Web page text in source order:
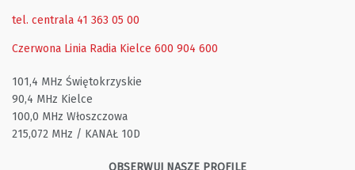
tel. centrala 41 363 05 00
Czerwona Linia Radia Kielce 600 904 600
101,4 MHz Świętokrzyskie
90,4 MHz Kielce
100,0 MHz Włoszczowa
215,072 MHz / KANAŁ 10D
OBSERWUJ NASZE PROFILE